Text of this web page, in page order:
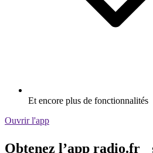
Et encore plus de fonctionnalités
Ouvrir l'app
Obtenez l’app radio.fr